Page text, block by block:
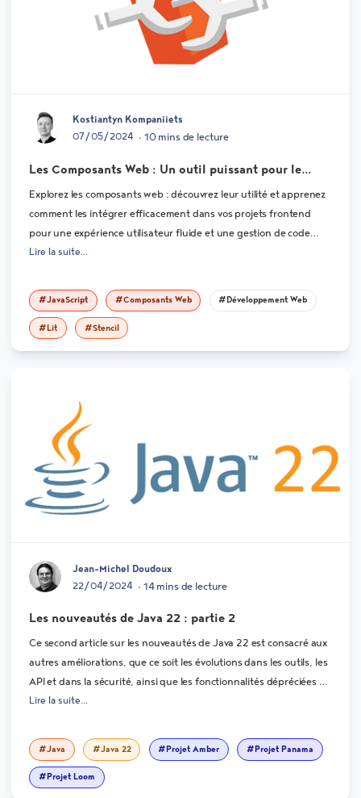
Kostiantyn Kompaniiets
07/05/2024 • 10 mins de lecture
Les Composants Web : Un outil puissant pour le
développement web moderne
Explorez les composants web : découvrez leur utilité et apprenez
comment les intégrer efficacement dans vos projets frontend
pour une expérience utilisateur fluide et une gestion de code
simplifiée.
Lire la suite...
#JavaScript #Composants Web #Développement Web
#Lit #Stencil
Jean-Michel Doudoux
22/04/2024 • 14 mins de lecture
Les nouveautés de Java 22 : partie 2
Ce second article sur les nouveautés de Java 22 est consacré aux
autres améliorations, que ce soit les évolutions dans les outils, les
API et dans la sécurité, ainsi que les fonctionnalités dépréciées et
retirées.
Lire la suite...
#Java #Java 22 #Projet Amber #Projet Panama
#Projet Loom